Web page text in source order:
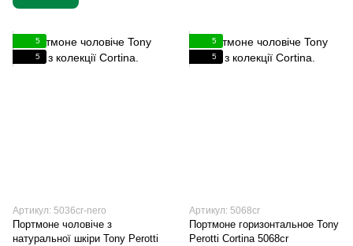
5
5
Артикул: 5036cr-nero
Портмоне чоловіче з
натуральної шкіри Tony Perotti
5
5
Артикул: 5068cr
Портмоне горизонтальное Tony
Perotti Cortina 5068cr